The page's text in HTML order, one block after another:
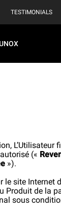
TESTIMONIALS
L’Utilisateur
(«
»).
site Internet
de la
sous